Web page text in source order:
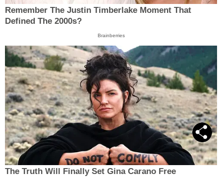
Remember The Justin Timberlake Moment That
Defined The 2000s?
Brainberries
The Truth Will Finally Set Gina Carano Free